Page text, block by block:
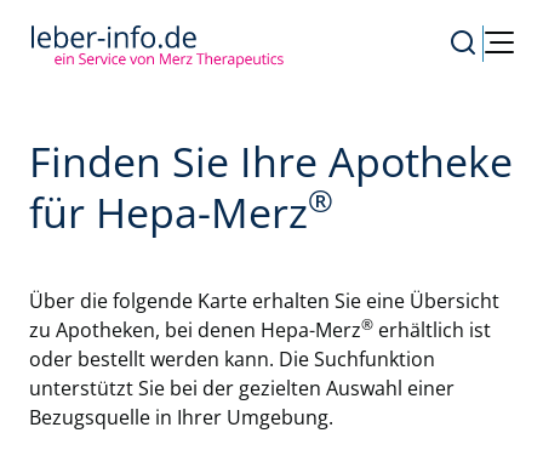
Finden Sie Ihre Apotheke
für Hepa-Merz®
Über die folgende Karte erhalten Sie eine Übersicht
zu Apotheken, bei denen Hepa-Merz® erhältlich ist
oder bestellt werden kann. Die Suchfunktion
unterstützt Sie bei der gezielten Auswahl einer
Bezugsquelle in Ihrer Umgebung.